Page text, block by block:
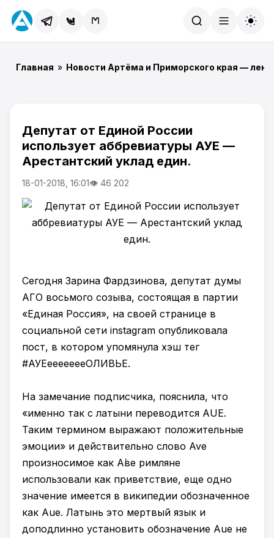
Главная » Новости Артёма и Приморского края —
Депутат от Единой России
использует аббревиатуры АУЕ —
Арестантский уклад един.
18-01-2018, 16:01👁 46 202
Сегодня Зарина Фардзинова, депутат думы
АГО восьмого созыва, состоящая в партии
«Единая Россия», на своей странице в
социальной сети instagram опубликовала
пост, в котором упомянула хэш тег
#АУЕеееееееОЛИВЬЕ.
На замечание подписчика, пояснила, что
«именно так с латыни переводится AUE.
Таким термином выражают положительные
эмоции» и действительно слово Ave
произносимое как А́ве римляне
использовали как приветствие, еще одно
значение имеется в википедии обозначенное
как Aue. Латынь это мертвый язык и
доподлинно установить обозначение Aue не